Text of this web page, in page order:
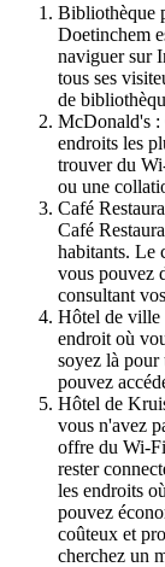
Bibliothèque
Doetinchem
naviguer sur
tous ses
de
McDonald's :
endroits les
trouver du
ou une
Café
Café
habitants. Le
vous pouvez
consultant
Hôtel de ville
endroit où
soyez là pour
pouvez
Hôtel de
vous n'avez
offre du Wi-
rester
les endroits
pouvez
coûteux et
cherchez un